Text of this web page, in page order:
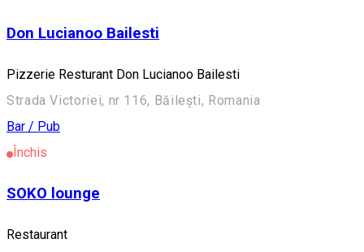
Don Lucianoo Bailesti
Pizzerie Resturant Don Lucianoo Bailesti
Strada Victoriei, nr 116, Băilești, Romania
Bar / Pub
Închis
SOKO lounge
Restaurant